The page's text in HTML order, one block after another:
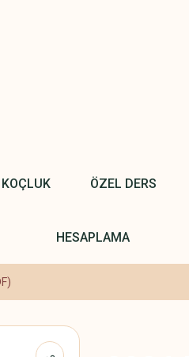
KOÇLUK ÖZEL DERS
HESAPLAMA